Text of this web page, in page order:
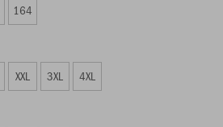
164
XXL 3XL 4XL